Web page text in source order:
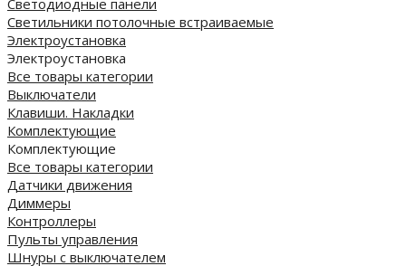
Светодиодные панели
Cветильники потолочные встраиваемые
Электроустановка
Электроустановка
Все товары категории
Выключатели
Клавиши. Накладки
Комплектующие
Комплектующие
Все товары категории
Датчики движения
Диммеры
Контроллеры
Пульты управления
Шнуры с выключателем